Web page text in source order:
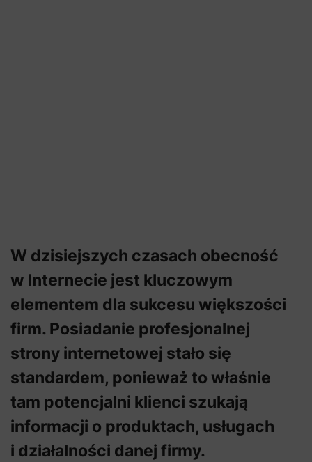
W dzisiejszych czasach obecność
w Internecie jest kluczowym
elementem dla sukcesu większości
firm. Posiadanie profesjonalnej
strony internetowej stało się
standardem, ponieważ to właśnie
tam potencjalni klienci szukają
informacji o produktach, usługach
i działalności danej firmy.